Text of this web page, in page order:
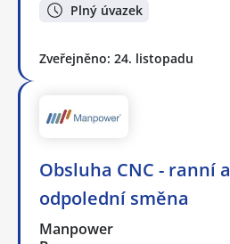
Plný úvazek
Zveřejněno: 24. listopadu
Obsluha CNC - ranní a
odpolední směna
Manpower